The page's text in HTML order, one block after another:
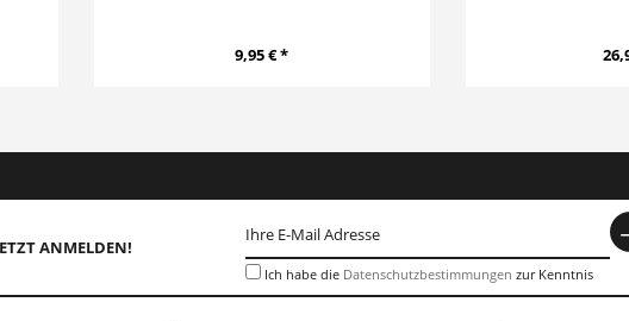
9,95 € *
ANMELDEN!
Ich habe die Datenschutzbestimmungen zur Kenntnis